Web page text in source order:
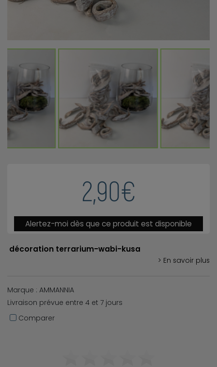
2,90€
Alertez-moi dès que ce produit est disponible
décoration terrarium-wabi-kusa
> En savoir plus
Marque : AMMANNIA
Livraison prévue entre 4 et 7 jours
Comparer